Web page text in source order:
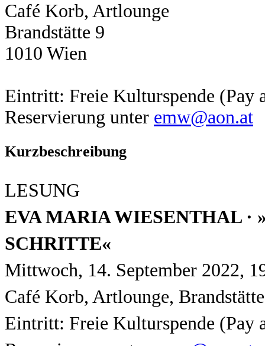
Café Korb, Artlounge
Brandstätte 9
1010 Wien
Eintritt: Freie Kulturspende (Pay
Reservierung unter emw@aon.at
Kurzbeschreibung
LESUNG
EVA MARIA WIESENTHAL ·
SCHRITTE«
Mittwoch, 14. September 2022,
Café Korb, Artlounge,
Eintritt: Freie Kulturspende (Pay